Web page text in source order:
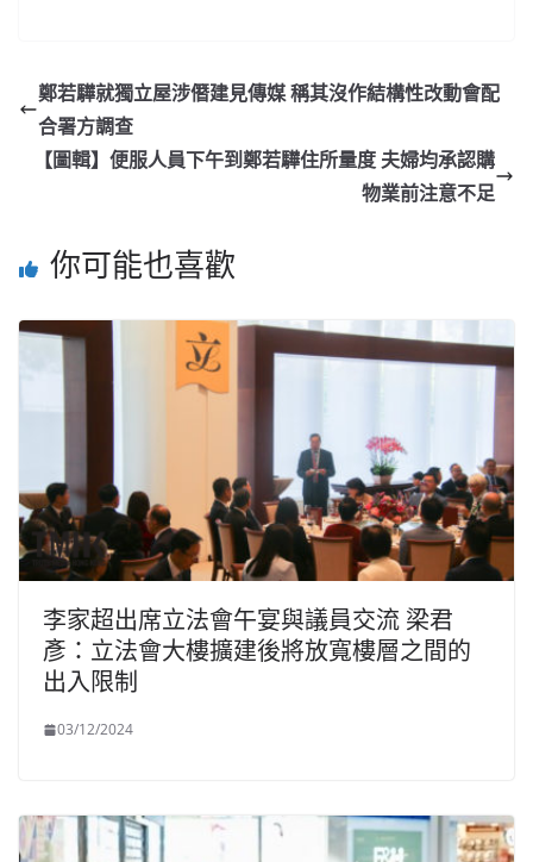
鄭若驊就獨立屋涉僭建見傳媒 稱其沒作結構性改動會配
合署方調查
【圖輯】便服人員下午到鄭若驊住所量度 夫婦均承認購
物業前注意不足
你可能也喜歡
李家超出席立法會午宴與議員交流 梁君
彥：立法會大樓擴建後將放寬樓層之間的
出入限制
03/12/2024